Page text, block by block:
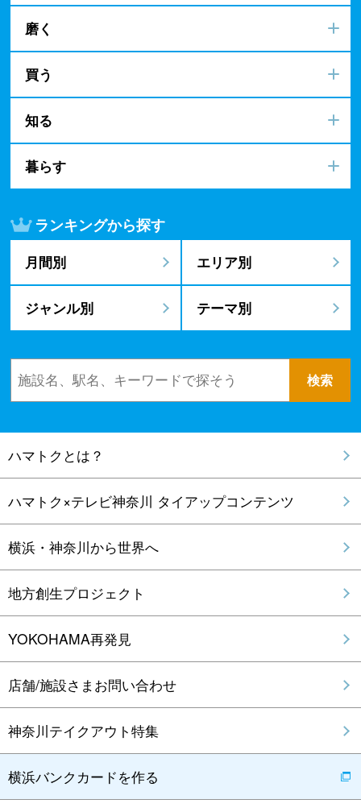
磨く
買う
知る
暮らす
ランキングから探す
月間別 エリア別
ジャンル別 テーマ別
ハマトクとは？
ハマトク×テレビ神奈川 タイアップコンテンツ
横浜・神奈川から世界へ
地方創生プロジェクト
YOKOHAMA再発見
店舗/施設さまお問い合わせ
神奈川テイクアウト特集
横浜バンクカードを作る